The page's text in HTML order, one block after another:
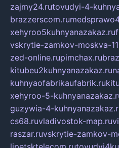
zajmy24.rutovudyi-4-
brazzerscom.ru
xehyroo5kuhnyanazakaz.ru
vskrytie-zamkov-moskva-
zed-online.rupimchax.ru
kitubeu2kuhnyanazakaz.ru
kuhnyaofabrikaufabrik.ru
xehyroo-5-
guzywia-4-
cs68.ruvladivostok-map.ru
raszar.ruvskrytie-zamkov-